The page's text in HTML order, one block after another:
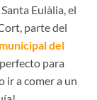
Eulàlia, el
parte del
del
para
ir a comer a un